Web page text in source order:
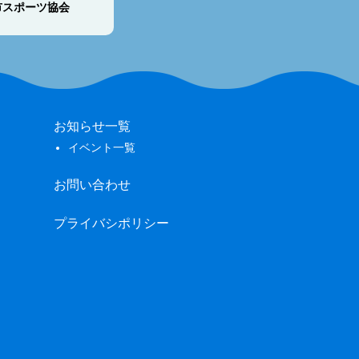
ポーツ協会
お知らせ一覧
イベント一覧
お問い合わせ
プライバシポリシー